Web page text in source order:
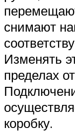
снимают
Изменять
пределах
коробку.